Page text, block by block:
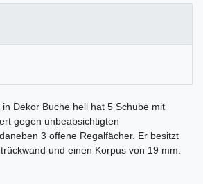
Dekor Buche hell hat 5 Schübe mit
gegen unbeabsichtigten
3 offene Regalfächer. Er besitzt
und einen Korpus von 19 mm.